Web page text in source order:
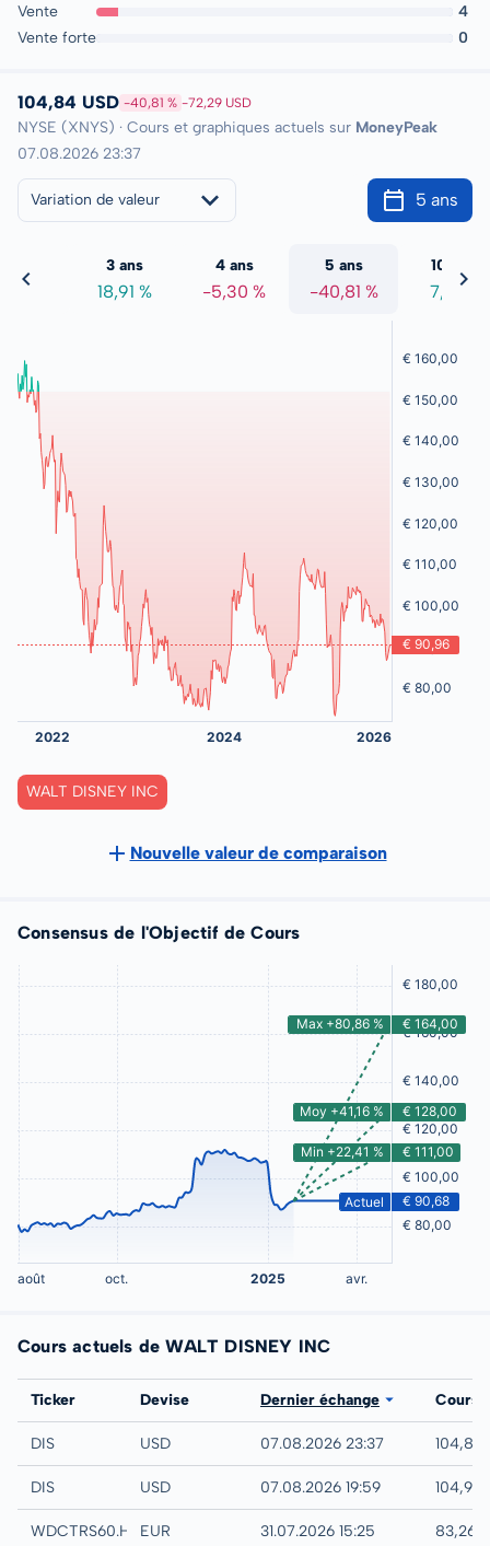
Vente
Vente forte
4
0
104,84 USD -40,81 % -72,29 USD
NYSE (XNYS) · Cours et graphiques actuels sur MoneyPeak
07.08.2026 23:37
Variation de valeur 5 ans
%
3 ans
18,91 %
4 ans
-5,30 %
5 ans
-40,81 %
10 ans
7,71 %
WALT DISNEY INC
Nouvelle valeur de comparaison
Consensus de l'Objectif de Cours
Cours actuels de WALT DISNEY INC
Bourse
Ticker Devise Dernier échange Cours
NYSE
DIS USD 07.08.2026 23:37 104,84
IEX
DIS USD 07.08.2026 19:59 104,90
Hamburg
WDCTRS60.HAMB
EUR 31.07.2026 15:25 83,26